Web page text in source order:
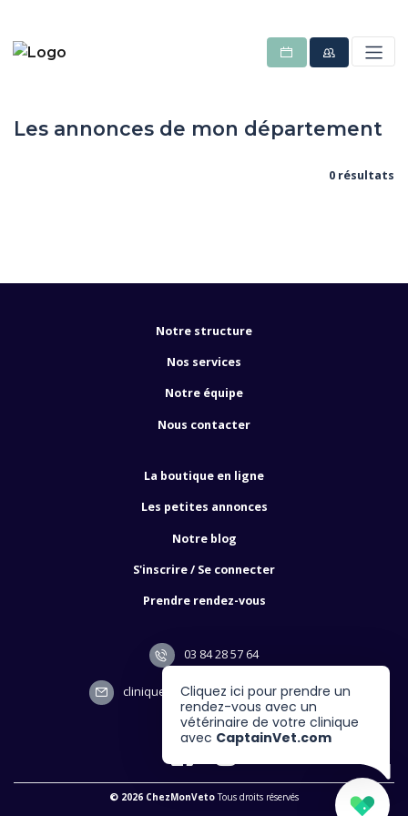
Les annonces de mon département
0 résultats
Notre structure
Nos services
Notre équipe
Nous contacter
La boutique en ligne
Les petites annonces
Notre blog
S'inscrire / Se connecter
Prendre rendez-vous
03 84 28 57 64
cliniquedelesplanade90@gmail.com
© 2026 ChezMonVetoTous droits réservés
Cliquez ici pour prendre un
rendez-vous avec un
vétérinaire de votre clinique
avec CaptainVet.com